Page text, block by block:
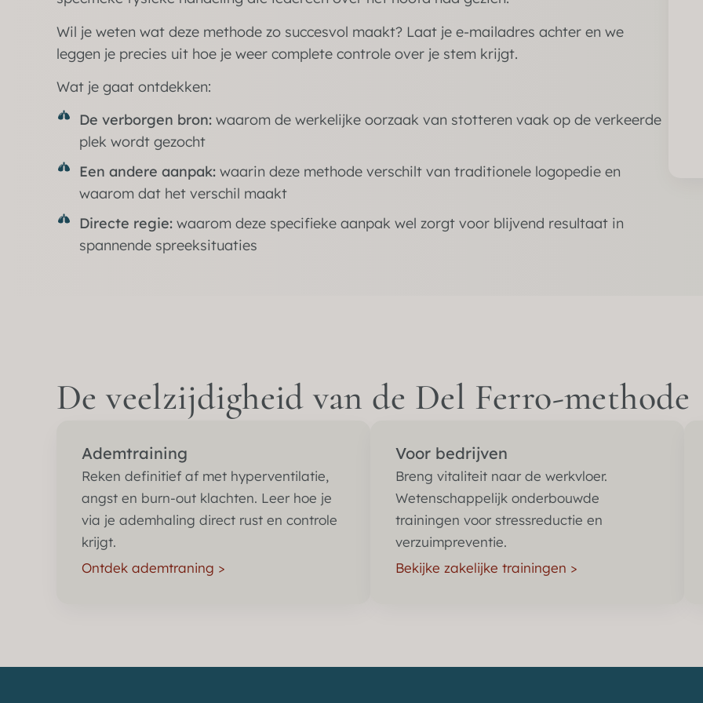
Wil je weten wat deze methode zo succesvol maakt? Laat je e-mailadres achter en we
leggen je precies uit hoe je weer complete controle over je stem krijgt.
Wat je gaat ontdekken:
De verborgen bron:waarom de werkelijke oorzaak van stotteren vaak op de verkeerde
plek wordt gezocht
Een andere aanpak:waarin deze methode verschilt van traditionele logopedie en
waarom dat het verschil maakt
Directe regie:waarom deze specifieke aanpak wel zorgt voor blijvend resultaat in
spannende spreeksituaties
De veelzijdigheid van de Del Ferro-methode
Ademtraining
Reken definitief af met hyperventilatie,
angst en burn-out klachten. Leer hoe je
via je ademhaling direct rust en controle
krijgt.
Ontdek ademtraning >
Voor bedrijven
Breng vitaliteit naar de werkvloer.
Wetenschappelijk onderbouwde
trainingen voor stressreductie en
verzuimpreventie.
Bekijke zakelijke trainingen >